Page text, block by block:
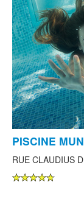
PISCINE
RUE CLAUDIUS